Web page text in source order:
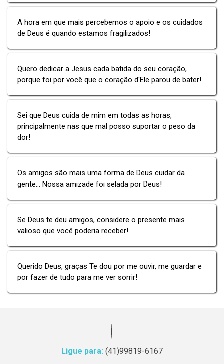
A hora em que mais percebemos o apoio e os cuidados
de Deus é quando estamos fragilizados!
Quero dedicar a Jesus cada batida do seu coração,
porque foi por você que o coração d'Ele parou de bater!
Sei que Deus cuida de mim em todas as horas,
principalmente nas que mal posso suportar o peso da
dor!
Os amigos são mais uma forma de Deus cuidar da
gente... Nossa amizade foi selada por Deus!
Se Deus te deu amigos, considere o presente mais
valioso que você poderia receber!
Querido Deus, graças Te dou por me ouvir, me guardar e
por fazer de tudo para me ver sorrir!
Ligue para: (41)99819-6167